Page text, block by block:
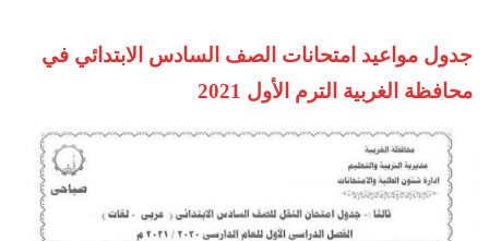
جدول مواعيد امتحانات الصف السادس الابتدائي في
محافظة الغربية الترم الأول 2021